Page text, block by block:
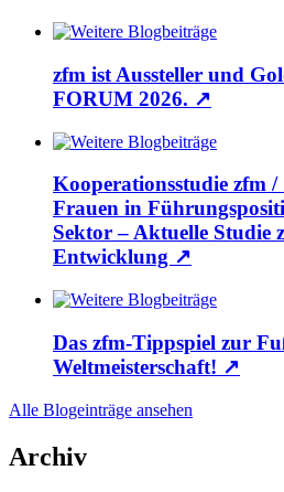
zfm ist Aussteller und
FORUM 2026. ↗
Kooperationsstudie zfm
Frauen in
Sektor – Aktuelle Studie
Entwicklung ↗
Das zfm-Tippspiel zur
Weltmeisterschaft! ↗
Alle Blogeinträge ansehen
Archiv